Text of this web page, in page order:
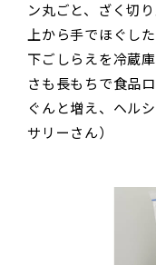
ン丸ごと、ざく切
上から手でほぐし
下ごしらえを冷蔵
さも長もちで食品
ぐんと増え、ヘル
サリーさん）